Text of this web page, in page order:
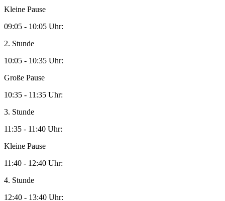
Kleine Pause
09:05 - 10:05 Uhr:
2. Stunde
10:05 - 10:35 Uhr:
Große Pause
10:35 - 11:35 Uhr:
3. Stunde
11:35 - 11:40 Uhr:
Kleine Pause
11:40 - 12:40 Uhr:
4. Stunde
12:40 - 13:40 Uhr: